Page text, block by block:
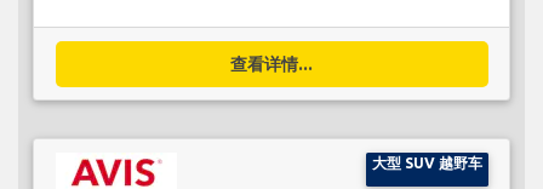
查看详情...
大型 SUV 越野车